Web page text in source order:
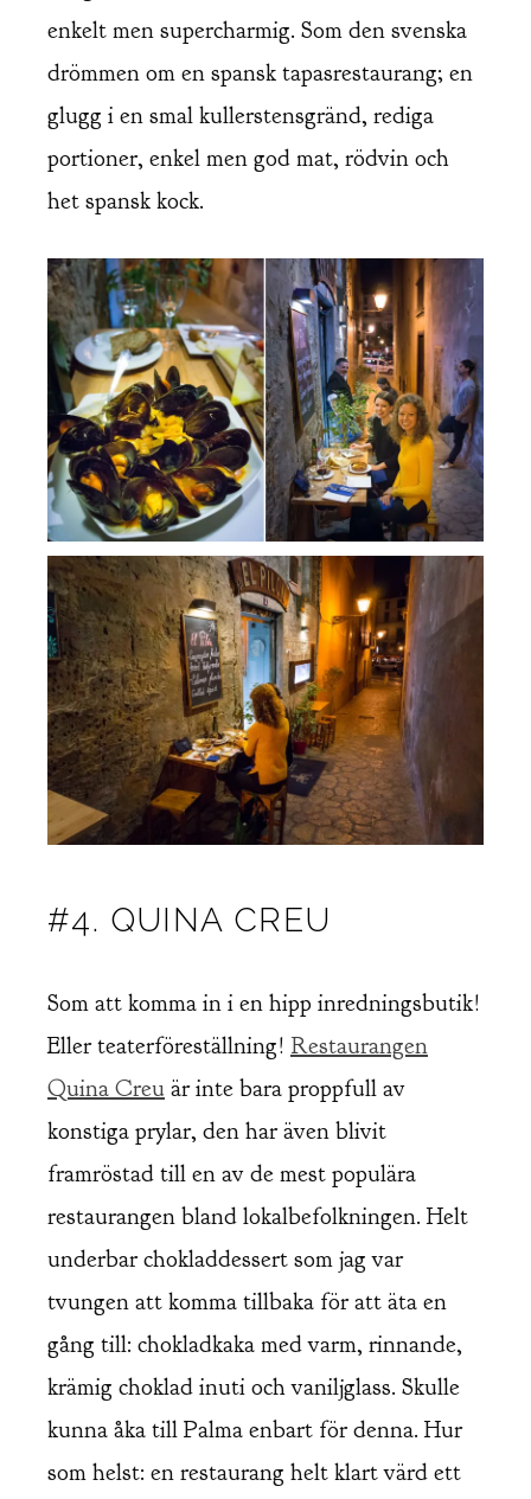
enkelt men supercharmig. Som den svenska
drömmen om en spansk tapasrestaurang; en
glugg i en smal kullerstensgränd, rediga
portioner, enkel men god mat, rödvin och
het spansk kock.
#4. QUINA CREU
Som att komma in i en hipp inredningsbutik!
Eller teaterföreställning! Restaurangen
Quina Creu är inte bara proppfull av
konstiga prylar, den har även blivit
framröstad till en av de mest populära
restaurangen bland lokalbefolkningen. Helt
underbar chokladdessert som jag var
tvungen att komma tillbaka för att äta en
gång till: chokladkaka med varm, rinnande,
krämig choklad inuti och vaniljglass. Skulle
kunna åka till Palma enbart för denna. Hur
som helst: en restaurang helt klart värd ett